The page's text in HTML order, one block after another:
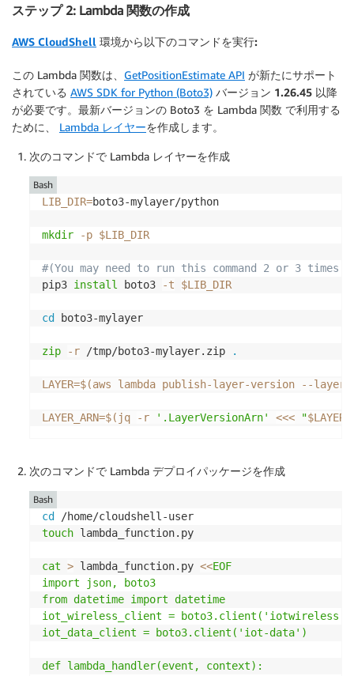
ステップ 2: Lambda 関数の作成
AWS CloudShell 環境から以下のコマンドを実行:
この Lambda 関数は、 GetPositionEstimate API が新たにサポート
されている AWS SDK for Python (Boto3) バージョン 1.26.45 以降
が必要です。最新バージョンの Boto3 を Lambda 関数 で利用する
ために、 Lambda レイヤーを作成します。
次のコマンドで Lambda レイヤーを作成
LIB_DIR=boto3-mylayer/python
mkdir -p $LIB_DIR
#(You may need to run this command 2 or 3
pip3 install boto3 -t $LIB_DIR
cd boto3-mylayer
zip -r /tmp/boto3-mylayer.zip .
LAYER=$(aws lambda publish-layer-version --
LAYER_ARN=$( jq -r '.LayerVersionArn' <<< "$LAYER
Bash
次のコマンドで Lambda デプロイパッケージを作成
cd
touch lambda_function.py
cat > lambda_function.py <<EOF
import json, boto3
from datetime import datetime
iot_wireless_client = boto3.client('iotwireless')
iot_data_client = boto3.client('iot-data')
def lambda_handler(event, context):
Bash